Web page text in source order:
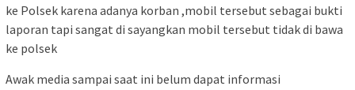
ke Polsek karena adanya korban ,mobil tersebut sebagai bukti
laporan tapi sangat di sayangkan mobil tersebut tidak di bawa
ke polsek
Awak media sampai saat ini belum dapat informasi